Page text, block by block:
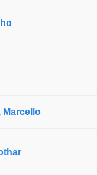
Marcello